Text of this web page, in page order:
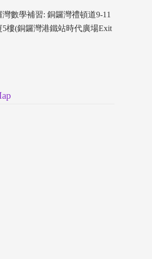
數學補習: 銅鑼灣禮頓道9-11
5樓(銅鑼灣港鐵站時代廣場Exit